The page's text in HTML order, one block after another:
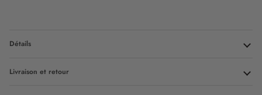
Détails
Livraison et retour